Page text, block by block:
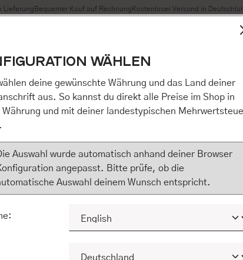
Lieferung Bequemer Kauf auf Rechnung Kostenloser Versand in
um eine bestmögliche Erfahrung bieten zu können.
akzeptieren / etc.]“ erteilen Sie Ihre Einwilligung
an unseren Partner, die shopware AG (Ebbinghoff 10,
Ihnen nicht persönlich zuordnen kann, sie aber zu
verarbeiten darf. Mit Klick auf
Ihre Einwilligung auch in die Weitergabe über Ihr
AG (Ebbinghoff 10, 48624 Schöppingen,
kann, sie aber zu eigenen Zwecken (z.B.
darf.
KONFIGURIEREN ALLE COOKIES
WÄHLEN
deine gewünschte Währung und das Land deiner
aus. So kannst du direkt alle Preise im Shop in
Währung und mit deiner landestypischen
Die Auswahl wurde automatisch anhand deiner Browser
angepasst. Bitte prüfe, ob die
Auswahl deinem Wunsch entspricht.